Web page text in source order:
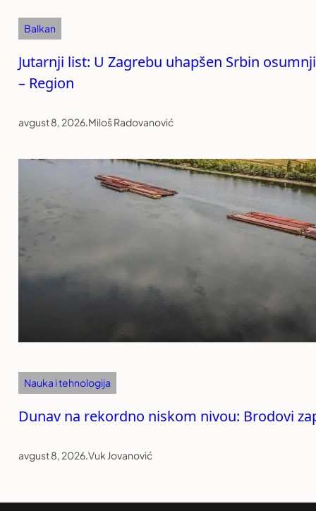
Balkan
Jutarnji list: U Zagrebu uhapšen Srbin
– Region
avgust 8, 2026.Miloš Radovanović
Nauka i tehnologija
Dunav na rekordno niskom nivou: Brodovi
avgust 8, 2026.Vuk Jovanović